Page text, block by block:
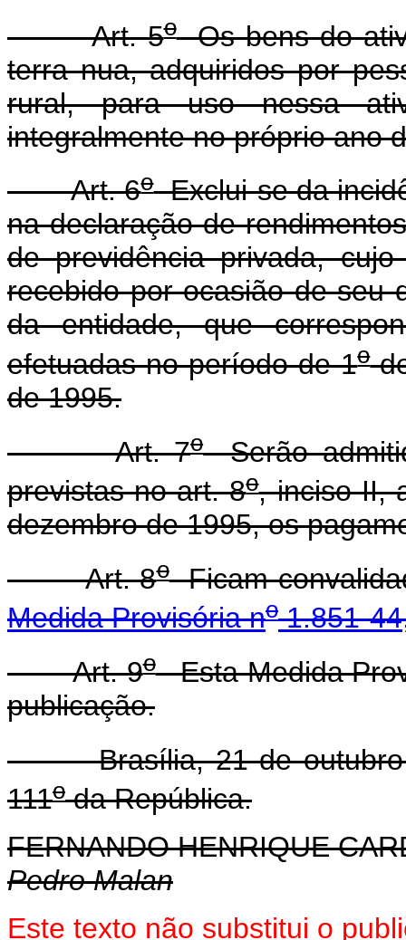
Art. 5oOs bens do
terra nua, adquiridos por
rural, para uso nessa
integralmente no próprio ano
Art. 6oExclui-se da
na declaração de
de previdência privada,
recebido por ocasião de seu
da entidade, que
efetuadas no período de 1o
de 1995.
Art. 7oSerão
previstas no art. 8o, inciso II,
dezembro de 1995, os
Art. 8oFicam
Medida Provisória no1.851-
Art. 9oEsta Medida
publicação.
Brasília, 21 de outubro
111oda República.
FERNANDO HENRIQUE
Pedro Malan
Este texto não substitui o